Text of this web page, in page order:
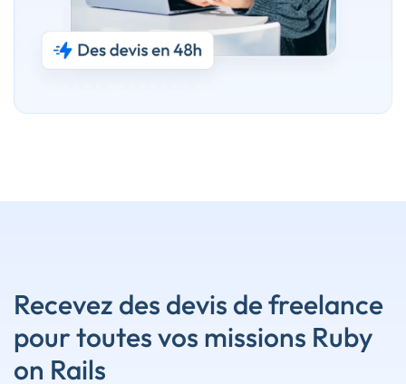
Recevez des devis de freelance
pour toutes vos missions Ruby
on Rails